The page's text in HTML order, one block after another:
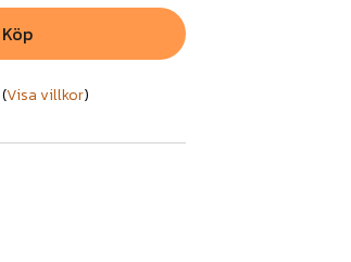
Köp
(Visa villkor)